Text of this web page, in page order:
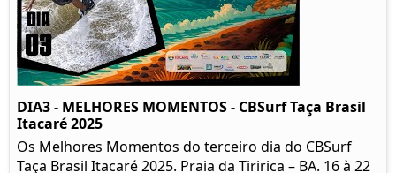
DIA3 - MELHORES MOMENTOS - CBSurf Taça Brasil
Itacaré 2025
Os Melhores Momentos do terceiro dia do CBSurf
Taça Brasil Itacaré 2025. Praia da Tiririca – BA. 16 à 22